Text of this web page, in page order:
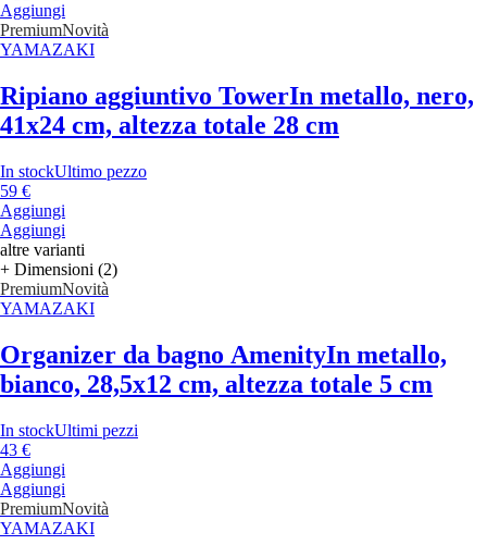
Aggiungi
PremiumNovità
YAMAZAKI
Ripiano aggiuntivo TowerIn metallo, nero,
41x24 cm, altezza totale 28 cm
In stockUltimo pezzo
59 €
Aggiungi
Aggiungi
altre varianti
+ Dimensioni (2)
PremiumNovità
YAMAZAKI
Organizer da bagno AmenityIn metallo,
bianco, 28,5x12 cm, altezza totale 5 cm
In stockUltimi pezzi
43 €
Aggiungi
Aggiungi
PremiumNovità
YAMAZAKI